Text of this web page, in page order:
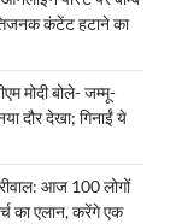
कंटेंट हटाने का
मोदी बोले- जम्मू-
दौर देखा; गिनाईं ये
आज 100 लोगों
का एलान, करेंगे एक